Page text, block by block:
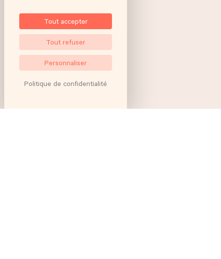
Tout accepter
Tout refuser
Personnaliser
Politique de confidentialité